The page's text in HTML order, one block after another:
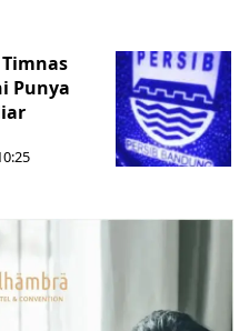
Punya